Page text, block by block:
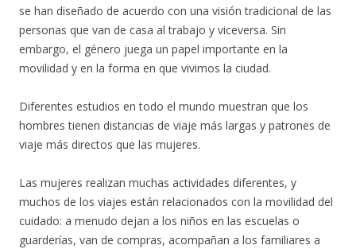
se han diseñado de acuerdo con una visión tradicional de las
personas que van de casa al trabajo y viceversa. Sin
embargo, el género juega un papel importante en la
movilidad y en la forma en que vivimos la ciudad.
Diferentes estudios en todo el mundo muestran que los
hombres tienen distancias de viaje más largas y patrones de
viaje más directos que las mujeres.
Las mujeres realizan muchas actividades diferentes, y
muchos de los viajes están relacionados con la movilidad del
cuidado: a menudo dejan a los niños en las escuelas o
guarderías, van de compras, acompañan a los familiares a